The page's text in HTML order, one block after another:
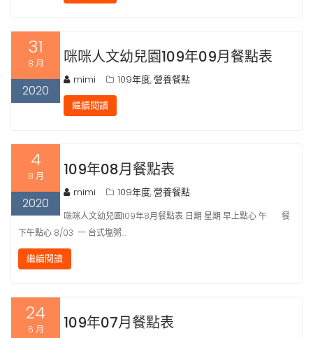
31
8 月
2020
咪咪人文幼兒園109年09月餐點表
mimi 109年度,營養餐點
繼續閱讀
4
8 月
2020
109年08月餐點表
mimi 109年度,營養餐點
咪咪人文幼兒園109年8月餐點表 日期 星期 早上點心 午 餐
下午點心 8/03 一 台式塩粥…
繼續閱讀
24
6 月 109年07月餐點表